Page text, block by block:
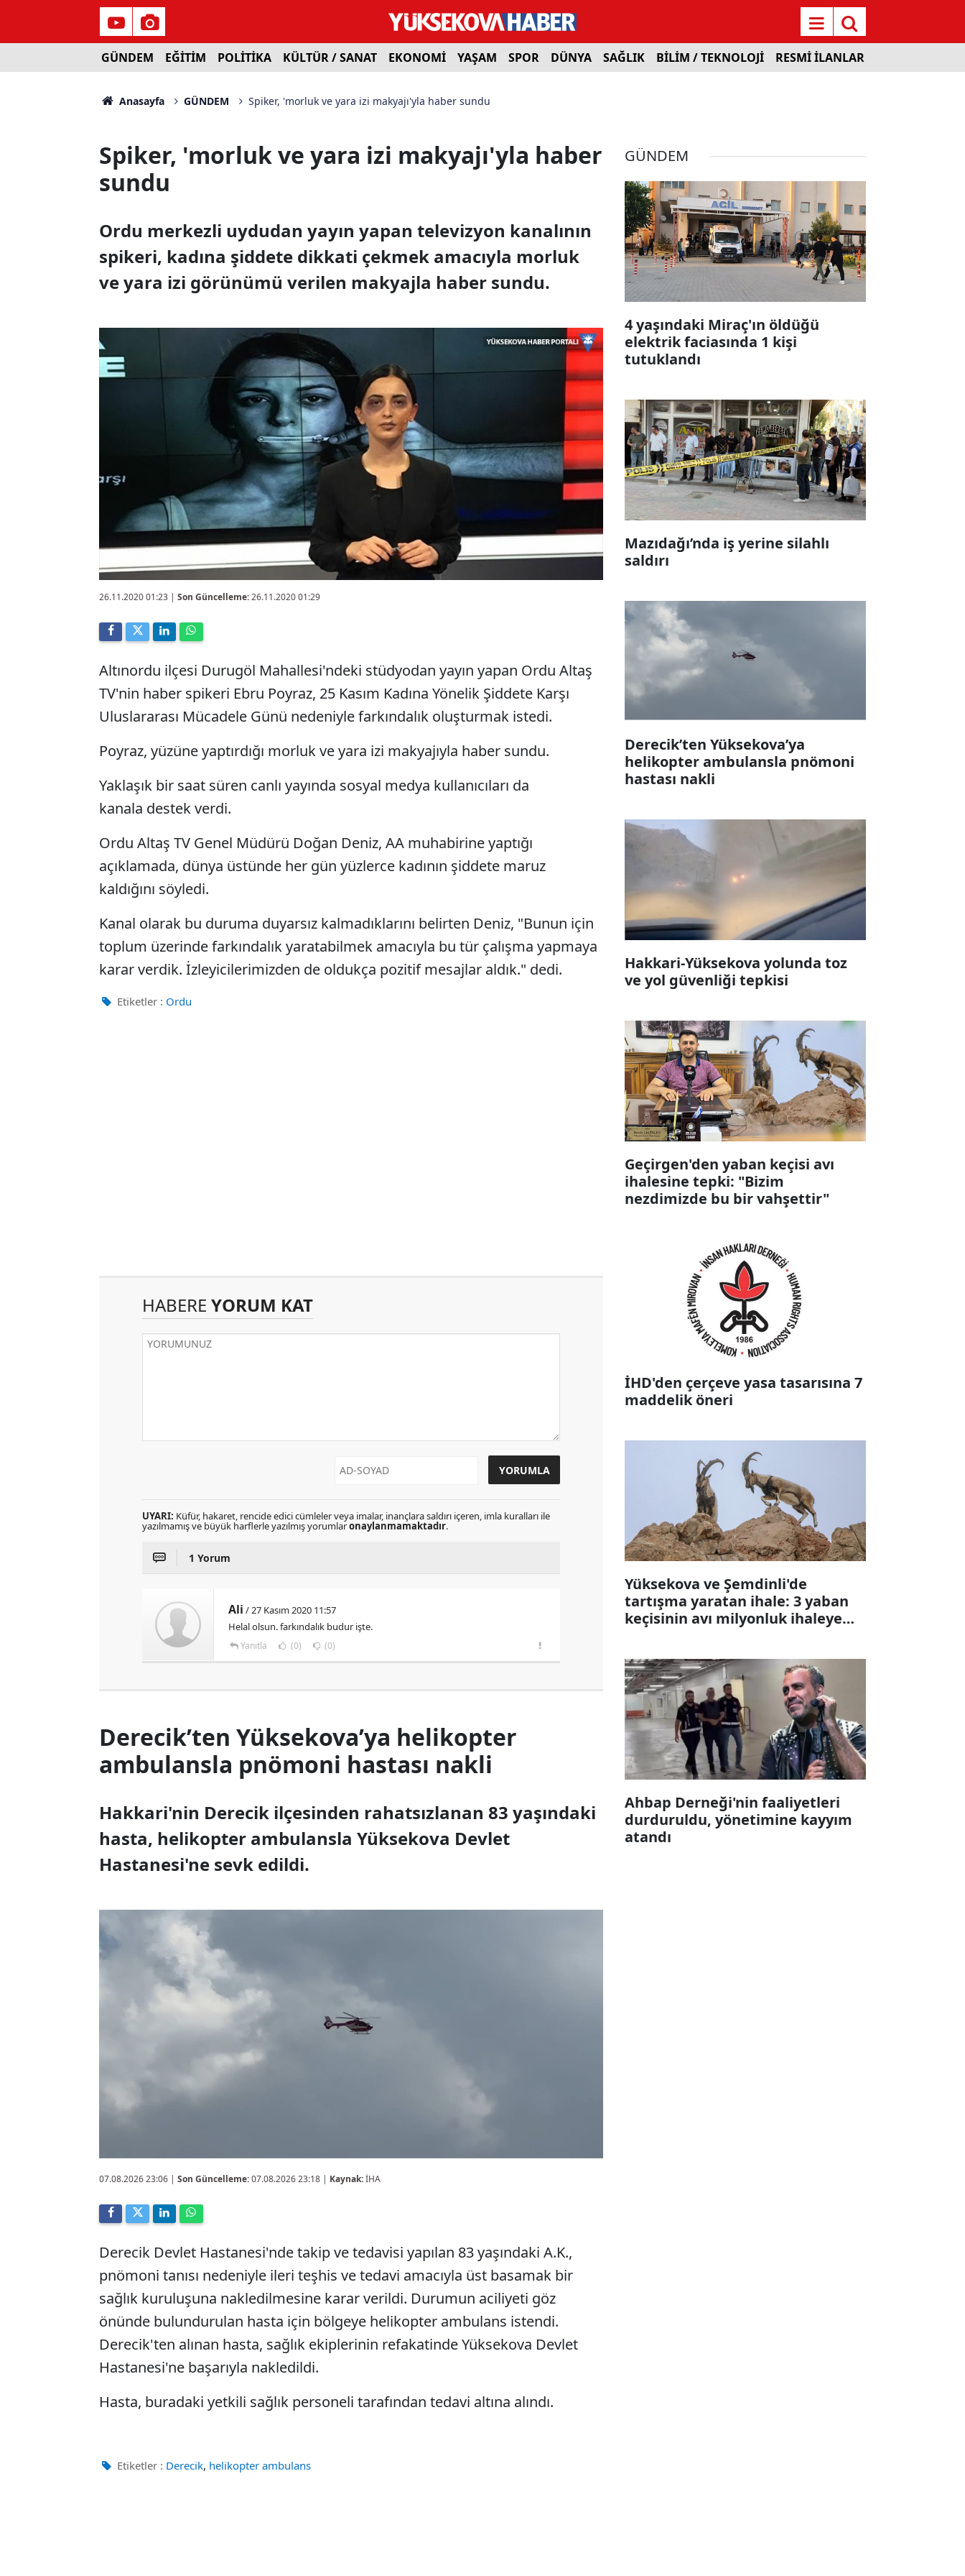
GÜNDEM EĞİTİM POLİTİKA KÜLTÜR / SANAT EKONOMİ YAŞAM SPOR DÜNYA SAĞLIK BİLİM / TEKNOLOJİ RESMİ İLANLAR
Anasayfa GÜNDEM Spiker, 'morluk ve yara izi makyajı'yla haber sundu
Spiker, 'morluk ve yara izi makyajı'yla haber
sundu
Ordu merkezli uydudan yayın yapan televizyon kanalının
spikeri, kadına şiddete dikkati çekmek amacıyla morluk
ve yara izi görünümü verilen makyajla haber sundu.
26.11.2020 01:23 | Son Güncelleme:26.11.2020 01:29
Altınordu ilçesi Durugöl Mahallesi'ndeki stüdyodan yayın yapan Ordu Altaş
TV'nin haber spikeri Ebru Poyraz, 25 Kasım Kadına Yönelik Şiddete Karşı
Uluslararası Mücadele Günü nedeniyle farkındalık oluşturmak istedi.
Poyraz, yüzüne yaptırdığı morluk ve yara izi makyajıyla haber sundu.
Yaklaşık bir saat süren canlı yayında sosyal medya kullanıcıları da
kanala destek verdi.
Ordu Altaş TV Genel Müdürü Doğan Deniz, AA muhabirine yaptığı
açıklamada, dünya üstünde her gün yüzlerce kadının şiddete maruz
kaldığını söyledi.
Kanal olarak bu duruma duyarsız kalmadıklarını belirten Deniz, "Bunun için
toplum üzerinde farkındalık yaratabilmek amacıyla bu tür çalışma yapmaya
karar verdik. İzleyicilerimizden de oldukça pozitif mesajlar aldık." dedi.
Etiketler : Ordu
HABERE YORUM KAT
UYARI: Küfür, hakaret, rencide edici cümleler veya imalar, inançlara saldırı içeren, imla kuralları ile
yazılmamış ve büyük harflerle yazılmış yorumlaronaylanmamaktadır.
1 Yorum
Ali / 27 Kasım 2020 11:57
Helal olsun. farkındalık budur işte.
Yanıtla (0) (0)
Derecik’ten Yüksekova’ya helikopter
ambulansla pnömoni hastası nakli
Hakkari'nin Derecik ilçesinden rahatsızlanan 83 yaşındaki
hasta, helikopter ambulansla Yüksekova Devlet
Hastanesi'ne sevk edildi.
07.08.2026 23:06 | Son Güncelleme:07.08.2026 23:18 | Kaynak:İHA
Derecik Devlet Hastanesi'nde takip ve tedavisi yapılan 83 yaşındaki A.K.,
pnömoni tanısı nedeniyle ileri teşhis ve tedavi amacıyla üst basamak bir
sağlık kuruluşuna nakledilmesine karar verildi. Durumun aciliyeti göz
önünde bulundurulan hasta için bölgeye helikopter ambulans istendi.
Derecik'ten alınan hasta, sağlık ekiplerinin refakatinde Yüksekova Devlet
Hastanesi'ne başarıyla nakledildi.
Hasta, buradaki yetkili sağlık personeli tarafından tedavi altına alındı.
Etiketler : Derecik, helikopter ambulans
GÜNDEM
4 yaşındaki Miraç'ın öldüğü
elektrik faciasında 1 kişi
tutuklandı
Mazıdağı’nda iş yerine silahlı
saldırı
Derecik’ten Yüksekova’ya
helikopter ambulansla pnömoni
hastası nakli
Hakkari-Yüksekova yolunda toz
ve yol güvenliği tepkisi
Geçirgen'den yaban keçisi avı
ihalesine tepki: "Bizim
nezdimizde bu bir vahşettir"
İHD'den çerçeve yasa tasarısına 7
maddelik öneri
Yüksekova ve Şemdinli'de
tartışma yaratan ihale: 3 yaban
keçisinin avı milyonluk ihaleye
Ahbap Derneği'nin faaliyetleri
durduruldu, yönetimine kayyım
atandı